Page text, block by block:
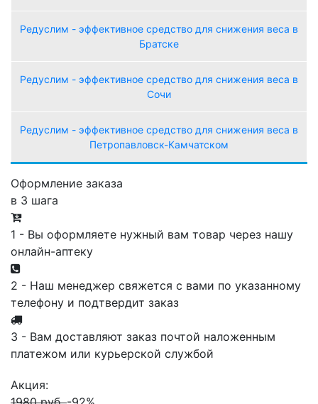
Редуслим - эффективное средство для снижения веса в
Братске
Редуслим - эффективное средство для снижения веса в
Сочи
Редуслим - эффективное средство для снижения веса в
Петропавловск-Камчатском
Оформление заказа
в 3 шага
1 - Вы оформляете нужный вам товар через нашу
онлайн-аптеку
2 - Наш менеджер свяжется с вами по указанному
телефону и подтвердит заказ
3 - Вам доставляют заказ почтой наложенным
платежом или курьерской службой
Акция: